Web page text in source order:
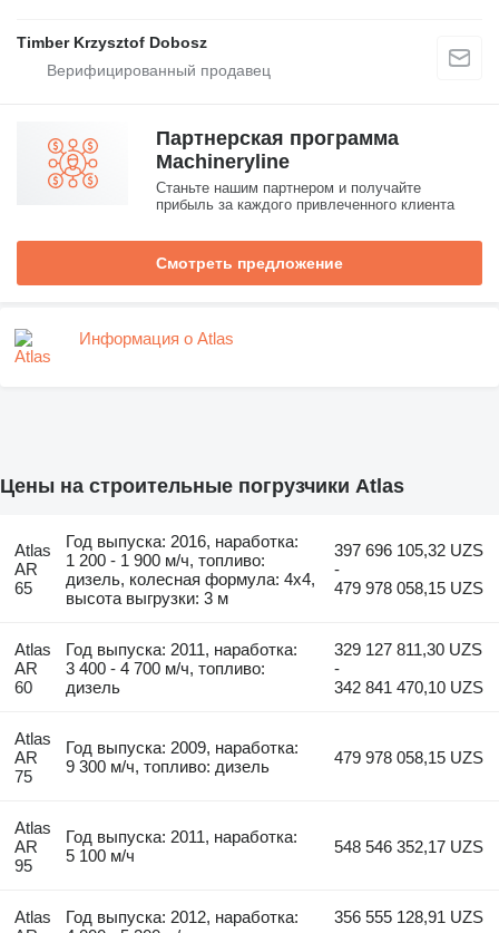
Timber Krzysztof Dobosz
Партнерская программа
Machineryline
Станьте нашим партнером и получайте
прибыль за каждого привлеченного клиента
Смотреть предложение
Информация о Atlas
Цены на строительные погрузчики Atlas
Atlas
AR
65
Год выпуска: 2016, наработка:
1 200 - 1 900 м/ч, топливо:
дизель, колесная формула: 4x4,
высота выгрузки: 3 м
397 696 105,32 UZS
-
479 978 058,15 UZS
Atlas
AR
60
Год выпуска: 2011, наработка:
3 400 - 4 700 м/ч, топливо:
дизель
329 127 811,30 UZS
-
342 841 470,10 UZS
Atlas
AR
75
Год выпуска: 2009, наработка:
9 300 м/ч, топливо: дизель
479 978 058,15 UZS
Atlas
AR
95
Год выпуска: 2011, наработка:
5 100 м/ч
548 546 352,17 UZS
Atlas
Год выпуска: 2012, наработка:
356 555 128,91 UZS